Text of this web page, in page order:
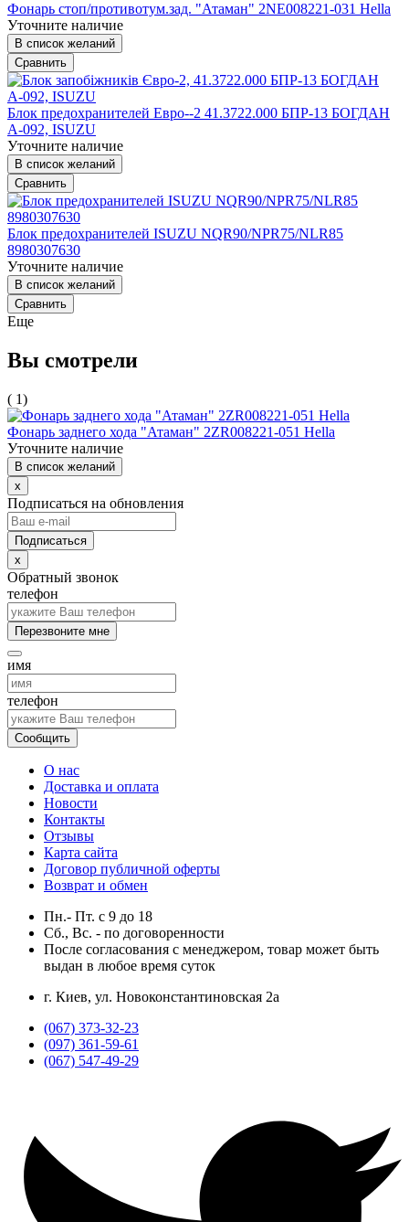
Фонарь стоп/противотум.зад. "Атаман" 2NE008221-031 Hella
Уточните наличие
В список желаний
Сравнить
Блок предохранителей Евро--2 41.3722.000 БПР-13 БОГДАН
А-092, ISUZU
Уточните наличие
В список желаний
Сравнить
Блок предохранителей ISUZU NQR90/NPR75/NLR85
8980307630
Уточните наличие
В список желаний
Сравнить
Еще
Вы смотрели
( 1)
Фонарь заднего хода "Атаман" 2ZR008221-051 Hella
Уточните наличие
В список желаний
x
Подписаться на обновления
x
Обратный звонок
телефон
Перезвоните мне
имя
телефон
Сообщить
О нас
Доставка и оплата
Новости
Контакты
Отзывы
Карта сайта
Договор публичной оферты
Возврат и обмен
Пн.- Пт. с 9 до 18
Сб., Вс. - по договоренности
После согласования с менеджером, товар может быть
выдан в любое время суток
г. Киев, ул. Новоконстантиновская 2а
(067) 373-32-23
(097) 361-59-61
(067) 547-49-29